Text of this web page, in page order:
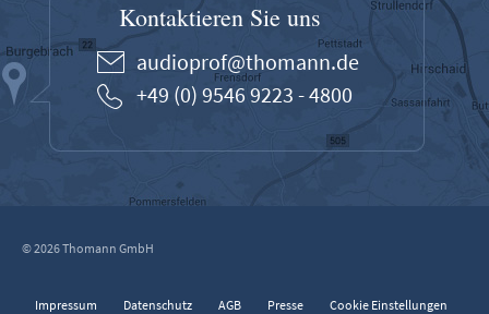
Kontaktieren Sie uns
audioprof@thomann.de
+49 (0) 9546 9223 - 4800
© 2026 Thomann GmbH
Impressum Datenschutz AGB Presse Cookie Einstellungen